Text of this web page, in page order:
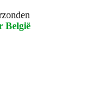
België